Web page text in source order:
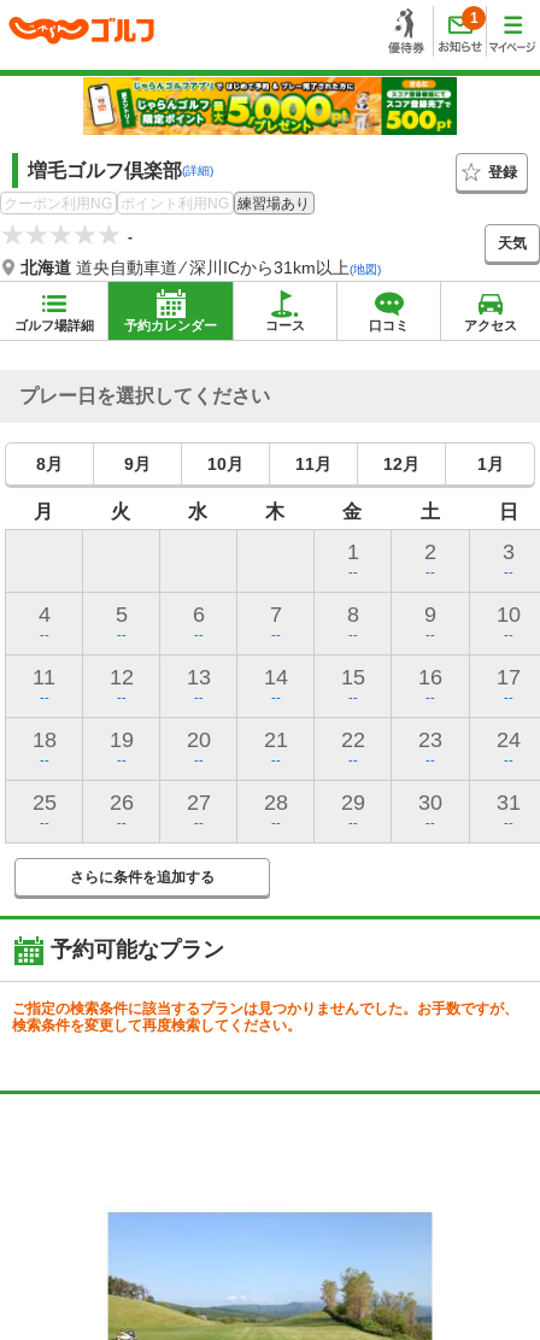
1
増毛ゴルフ倶楽部(詳細)
登録
クーポン利用NG
ポイント利用NG 練習場あり
-
北海道 道央自動車道 ⁄ 深川ICから31km以上(地図)
天気
ゴルフ場詳細 予約カレンダー コース 口コミ アクセス
プレー日を選択してください
8月 9月 10月 11月 12月 1月
月 火 水 木 金 土 日
1
--
2
--
3
--
4
--
5
--
6
--
7
--
8
--
9
--
10
--
11
--
12
--
13
--
14
--
15
--
16
--
17
--
18
--
19
--
20
--
21
--
22
--
23
--
24
--
25
--
26
--
27
--
28
--
29
--
30
--
31
--
さらに条件を追加する
予約可能なプラン
ご指定の検索条件に該当するプランは見つかりませんでした。お手数ですが、
検索条件を変更して再度検索してください。